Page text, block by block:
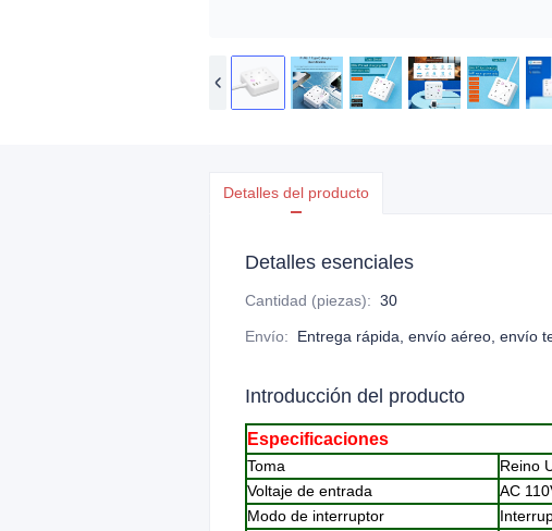
Detalles del producto
Detalles esenciales
Cantidad (piezas): 30
Envío: Entrega rápida, envío aéreo, envío
Introducción del producto
Especificaciones
Toma
Reino
Voltaje de entrada
AC
Modo de interruptor